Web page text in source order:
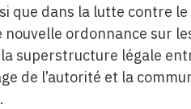
que dans la lutte contre
ordonnance sur
superstructure légale
de l’autorité et la